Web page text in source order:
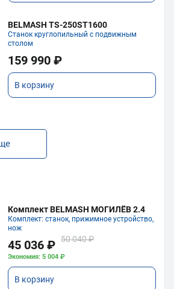
BELMASH TS-250ST1600
Станок круглопильный с подвижным
столом
159 990 ₽
В корзину
Комплект BELMASH МОГИЛЁВ 2.4
Комплект: станок, прижимное устройство,
нож
45 036 ₽ 50 040 ₽
Экономия: 5 004 ₽
В корзину